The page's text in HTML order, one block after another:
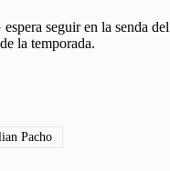
seguir en la senda del
la temporada.
Pacho